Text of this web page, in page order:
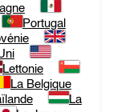
Portugal
Lettonie
La Belgique
La